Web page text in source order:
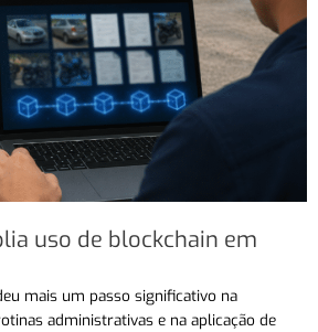
uso de blockchain em
mais um passo significativo na
administrativas e na aplicação de